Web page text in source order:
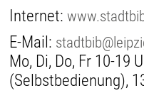
Internet:
E-Mail:
Mo, Di, Do, Fr 10-19
(Selbstbedienung),